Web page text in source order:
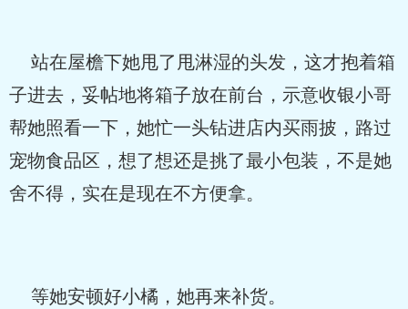
站在屋檐下她甩了甩淋湿的头发，这才抱着箱
子进去，妥帖地将箱子放在前台，示意收银小哥
帮她照看一下，她忙一头钻进店内买雨披，路过
宠物食品区，想了想还是挑了最小包装，不是她
舍不得，实在是现在不方便拿。
等她安顿好小橘，她再来补货。